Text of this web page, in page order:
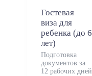
Гостевая
виза для
ребенка (до 6
лет)
Подготовка
документов за
12 рабочих дней